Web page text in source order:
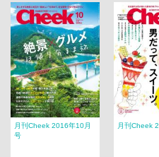
月刊Cheek 2016年10月
号
月刊Cheek